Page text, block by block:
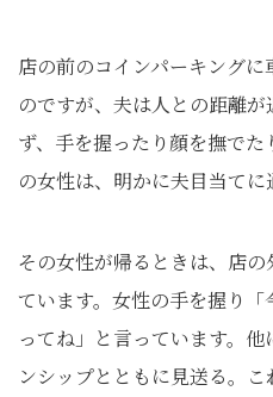
店の前のコインパーキング
のですが、夫は人との距離
ず、手を握ったり顔を撫で
の女性は、明かに夫目当てに
その女性が帰るときは、店
ています。女性の手を握り
ってね」と言っています。
ンシップとともに見送る。